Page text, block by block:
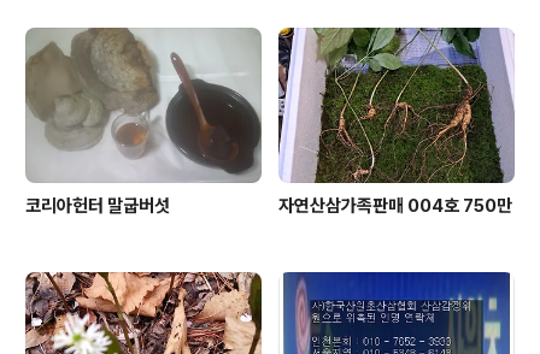
코리아헌터 말굽버섯 자연산삼가족판매 004호 750만